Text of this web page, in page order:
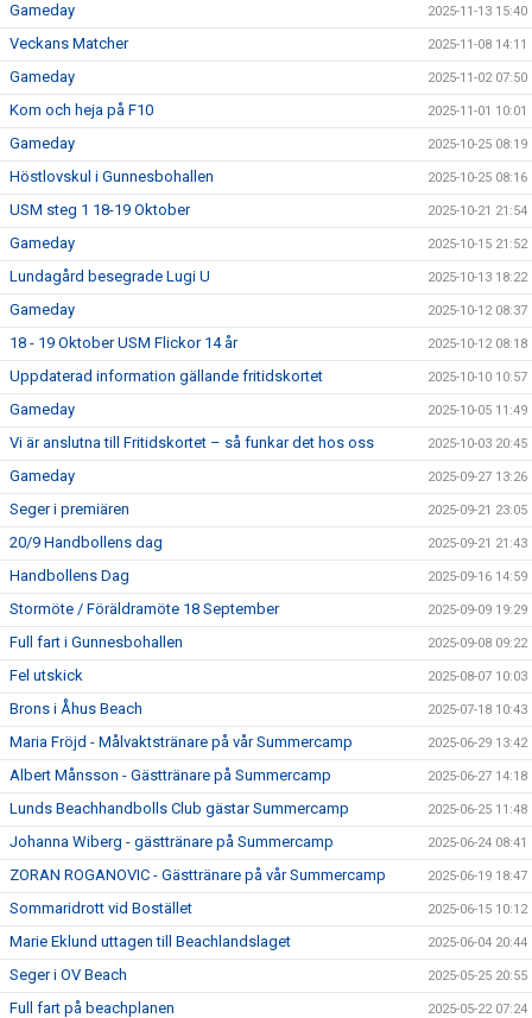
Gameday 2025-11-13 15:40
Veckans Matcher 2025-11-08 14:11
Gameday 2025-11-02 07:50
Kom och heja på F10 2025-11-01 10:01
Gameday 2025-10-25 08:19
Höstlovskul i Gunnesbohallen 2025-10-25 08:16
USM steg 1 18-19 Oktober 2025-10-21 21:54
Gameday 2025-10-15 21:52
Lundagård besegrade Lugi U 2025-10-13 18:22
Gameday 2025-10-12 08:37
18 - 19 Oktober USM Flickor 14 år 2025-10-12 08:18
Uppdaterad information gällande fritidskortet 2025-10-10 10:57
Gameday 2025-10-05 11:49
Vi är anslutna till Fritidskortet – så funkar det hos oss 2025-10-03 20:45
Gameday 2025-09-27 13:26
Seger i premiären 2025-09-21 23:05
20/9 Handbollens dag 2025-09-21 21:43
Handbollens Dag 2025-09-16 14:59
Stormöte / Föräldramöte 18 September 2025-09-09 19:29
Full fart i Gunnesbohallen 2025-09-08 09:22
Fel utskick 2025-08-07 10:03
Brons i Åhus Beach 2025-07-18 10:43
Maria Fröjd - Målvaktstränare på vår Summercamp 2025-06-29 13:42
Albert Månsson - Gästtränare på Summercamp 2025-06-27 14:18
Lunds Beachhandbolls Club gästar Summercamp 2025-06-25 11:48
Johanna Wiberg - gästtränare på Summercamp 2025-06-24 08:41
ZORAN ROGANOVIC - Gästtränare på vår Summercamp 2025-06-19 18:47
Sommaridrott vid Bostället 2025-06-15 10:12
Marie Eklund uttagen till Beachlandslaget 2025-06-04 20:44
Seger i OV Beach 2025-05-25 20:55
Full fart på beachplanen 2025-05-22 07:24